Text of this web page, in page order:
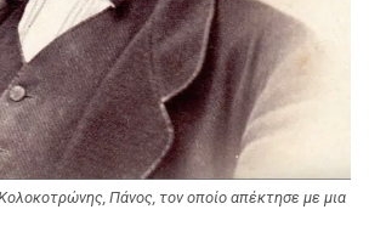
Πάνος, τον οποίο απέκτησε με μια